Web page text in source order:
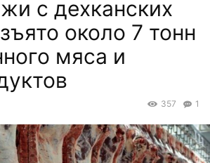
с дехканских
около 7 тонн
мяса и
1
357